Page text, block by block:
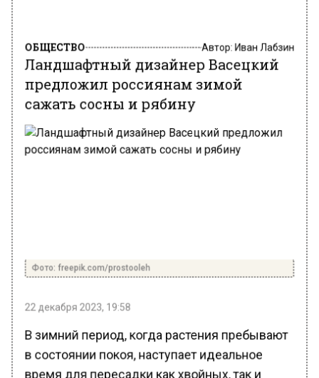
Ландшафтный дизайнер Васецкий
предложил россиянам зимой
сажать сосны и рябину
Фото: freepik.com/prostooleh
22 декабря 2023, 19:58
В зимний период, когда растения пребывают
в состоянии покоя, наступает идеальное
время для пересадки как хвойных, так и